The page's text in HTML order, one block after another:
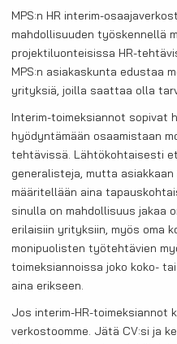
MPS:n HR interim-
mahdollisuuden työskennellä
projektiluonteisissa HR-
MPS:n asiakaskunta edustaa
yrityksiä, joilla saattaa olla
Interim-toimeksiannot sopivat
hyödyntämään osaamistaan
tehtävissä. Lähtökohtaisesti
generalisteja, mutta
määritellään aina
sinulla on mahdollisuus jakaa
erilaisiin yrityksiin, myös oma
monipuolisten työtehtävien
toimeksiannoissa joko koko-
aina erikseen.
Jos interim-HR-toimeksiannot
verkostoomme. Jätä CV:si ja